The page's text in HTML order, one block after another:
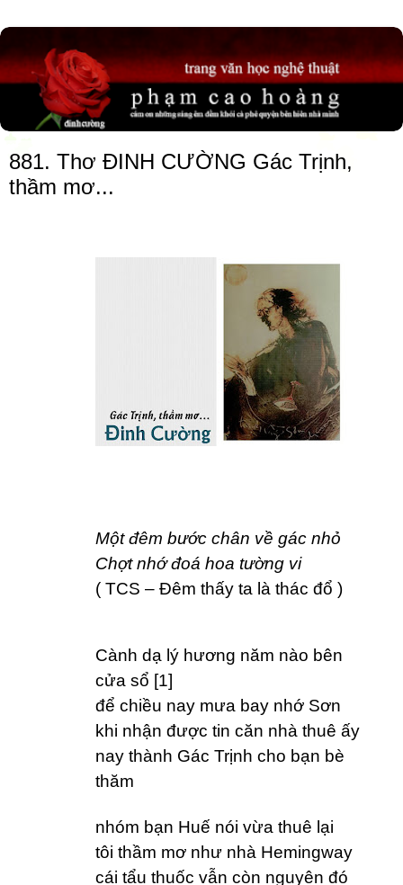
881. Thơ ĐINH CƯỜNG Gác Trịnh,
thầm mơ...
Một đêm bước chân về gác nhỏ
Chợt nhớ đoá hoa tường vi
( TCS – Đêm thấy ta là thác đổ )
Cành dạ lý hương năm nào bên
cửa sổ [1]
để chiều nay mưa bay nhớ Sơn
khi nhận được tin căn nhà thuê ấy
nay thành Gác Trịnh cho bạn bè
thăm
nhóm bạn Huế nói vừa thuê lại
tôi thầm mơ như nhà Hemingway
cái tẩu thuốc vẫn còn nguyên đó